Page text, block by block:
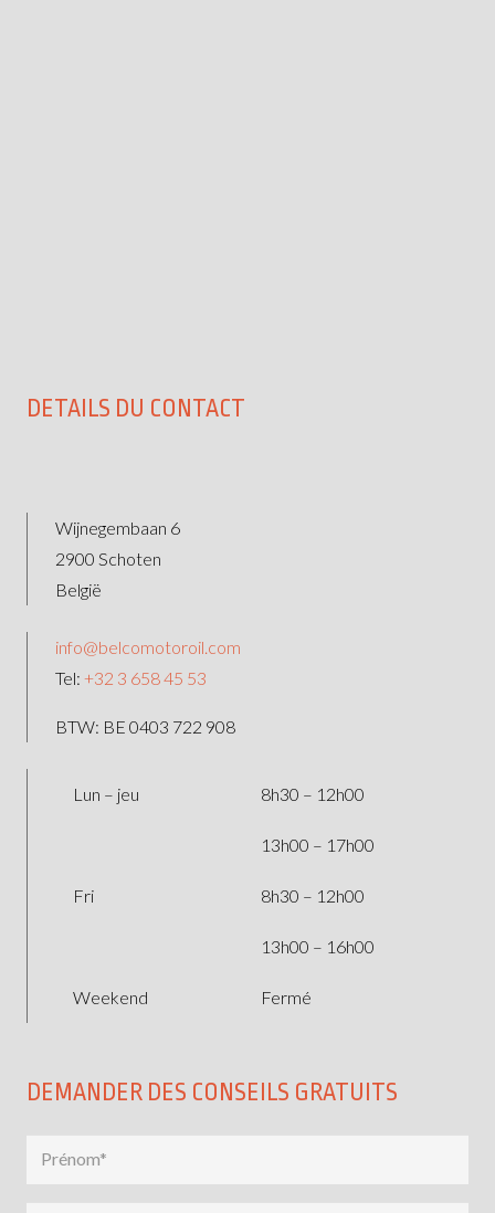
DETAILS DU CONTACT
Wijnegembaan 6
2900 Schoten
België
info@belcomotoroil.com
Tel: +32 3 658 45 53
BTW: BE 0403 722 908
Lun – jeu 8h30 – 12h00
13h00 – 17h00
Fri 8h30 – 12h00
13h00 – 16h00
Weekend Fermé
DEMANDER DES CONSEILS GRATUITS